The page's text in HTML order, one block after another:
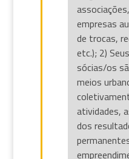
empresas
de trocas,
etc.); 2)
sócias/os
meios
atividades,
dos